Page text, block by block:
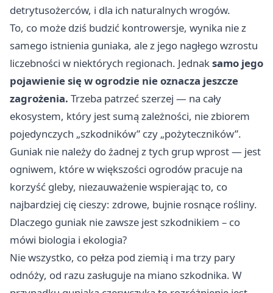
detrytusożerców, i dla ich naturalnych wrogów.
To, co może dziś budzić kontrowersje, wynika nie z
samego istnienia guniaka, ale z jego nagłego wzrostu
liczebności w niektórych regionach. Jednaksamo jego
pojawienie się w ogrodzie nie oznacza jeszcze
zagrożenia. Trzeba patrzeć szerzej — na cały
ekosystem, który jest sumą zależności, nie zbiorem
pojedynczych „szkodników” czy „pożyteczników”.
Guniak nie należy do żadnej z tych grup wprost — jest
ogniwem, które w większości ogrodów pracuje na
korzyść gleby, niezauważenie wspierając to, co
najbardziej cię cieszy: zdrowe, bujnie rosnące rośliny.
Dlaczego guniak nie zawsze jest szkodnikiem – co
mówi biologia i ekologia?
Nie wszystko, co pełza pod ziemią i ma trzy pary
odnóży, od razu zasługuje na miano szkodnika. W